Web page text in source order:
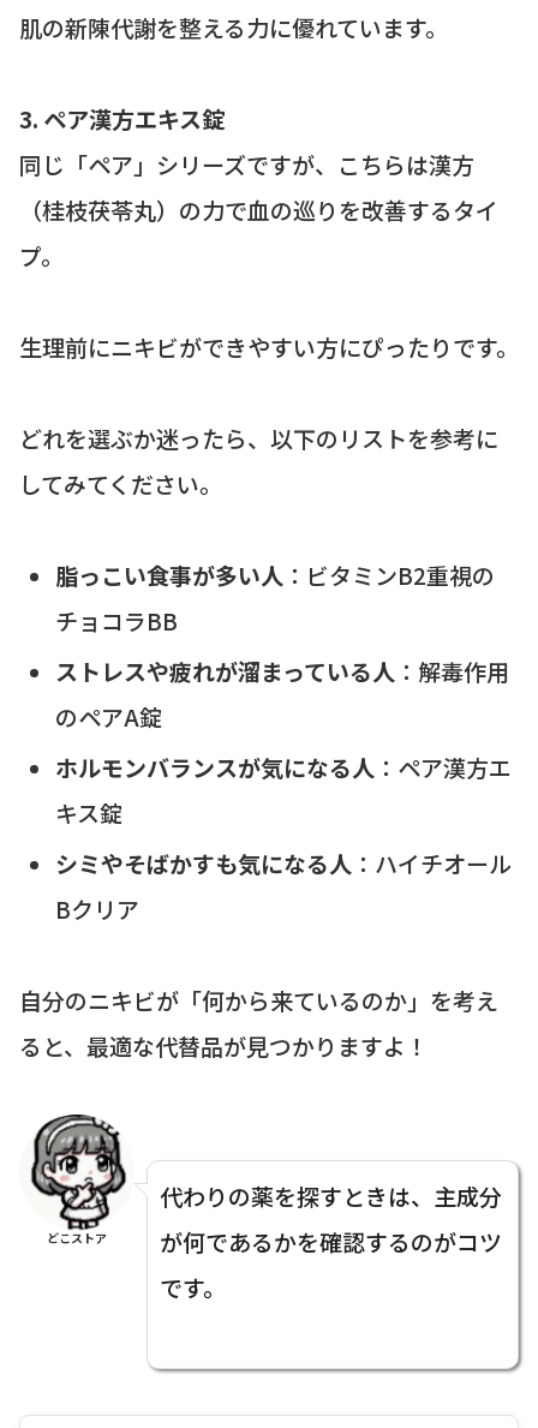
肌の新陳代謝を整える力に優れています。
3. ペア漢方エキス錠
同じ「ペア」シリーズですが、こちらは漢方
（桂枝茯苓丸）の力で血の巡りを改善するタイ
プ。
生理前にニキビができやすい方にぴったりです。
どれを選ぶか迷ったら、以下のリストを参考に
してみてください。
脂っこい食事が多い人 ：ビタミンB2重視の
チョコラBB
ストレスや疲れが溜まっている人 ：解毒作用
のペアA錠
ホルモンバランスが気になる人 ：ペア漢方エ
キス錠
シミやそばかすも気になる人 ：ハイチオール
Bクリア
自分のニキビが「何から来ているのか」を考え
ると、最適な代替品が見つかりますよ！
どこストア
代わりの薬を探すときは、主成分
が何であるかを確認するのがコツ
です。